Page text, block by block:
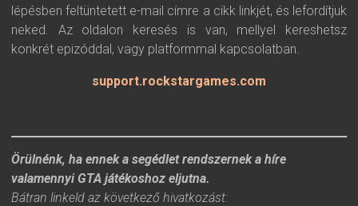
lépésben feltüntetett e-mail címre a cikk linkjét, és lefordítjuk
neked. Az oldalon keresés is van, mellyel kereshetsz
konkrét epizóddal, vagy platformmal kapcsolatban.
support.rockstargames.com
Örülnénk, ha ennek a segédlet rendszernek a híre
valamennyi GTA játékoshoz eljutna.
Bátran linkeld az következő hivatkozást: